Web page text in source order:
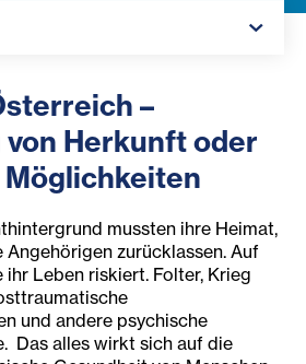
–
Herkunft oder
mussten ihre Heimat,
Angehörigen zurücklassen. Auf
ihr Leben riskiert. Folter, Krieg
und andere psychische
Das alles wirkt sich auf die